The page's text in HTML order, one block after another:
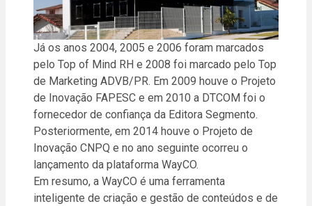
Já os anos 2004, 2005 e 2006 foram marcados
pelo Top of Mind RH e 2008 foi marcado pelo Top
de Marketing ADVB/PR. Em 2009 houve o Projeto
de Inovação FAPESC e em 2010 a DTCOM foi o
fornecedor de confiança da Editora Segmento.
Posteriormente, em 2014 houve o Projeto de
Inovação CNPQ e no ano seguinte ocorreu o
lançamento da plataforma WayCO.
Em resumo, a WayCO é uma ferramenta
inteligente de criação e gestão de conteúdos e de